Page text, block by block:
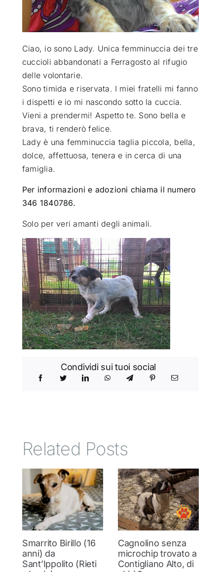
RUBRICHE
SEMPRE CON ME
Ciao, io sono Lady. Unica femminuccia dei tre
cuccioli abbandonati a Ferragosto al rifugio
delle volontarie.
Sono timida e riservata. I miei fratelli mi fanno
i dispetti e io mi nascondo sotto la cuccia.
Vieni a prendermi! Aspetto te. Sono bella e
brava, ti renderò felice.
Lady è una femminuccia taglia piccola, bella,
dolce, affettuosa, tenera e in cerca di una
famiglia.
Per informazioni e adozioni chiama il numero
346 1840786.
Solo per veri amanti degli animali.
Condividi sui tuoi social
Related Posts
Smarrito Birillo (16
anni) da
Sant’Ippolito (Rieti
Cagnolino senza
microchip trovato a
Contigliano Alto, di